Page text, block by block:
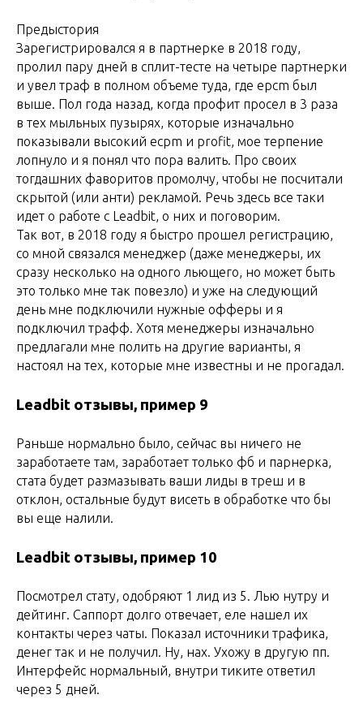
Предыстория
Зарегистрировался я в партнерке в 2018 году,
пролил пару дней в сплит-тесте на четыре партнерки
и увел траф в полном объеме туда, где epcm был
выше. Пол года назад, когда профит просел в 3 раза
в тех мыльных пузырях, которые изначально
показывали высокий ecpm и profit, мое терпение
лопнуло и я понял что пора валить. Про своих
тогдашних фаворитов промолчу, чтобы не посчитали
скрытой (или анти) рекламой. Речь здесь все таки
идет о работе с Leadbit, о них и поговорим.
Так вот, в 2018 году я быстро прошел регистрацию,
со мной связался менеджер (даже менеджеры, их
сразу несколько на одного льющего, но может быть
это только мне так повезло) и уже на следующий
день мне подключили нужные офферы и я
подключил трафф. Хотя менеджеры изначально
предлагали мне полить на другие варианты, я
настоял на тех, которые мне известны и не прогадал.
Leadbit отзывы, пример 9
Раньше нормально было, сейчас вы ничего не
заработаете там, заработает только фб и парнерка,
стата будет размазывать ваши лиды в треш и в
отклон, остальные будут висеть в обработке что бы
вы еще налили.
Leadbit отзывы, пример 10
Посмотрел стату, одобряют 1 лид из 5. Лью нутру и
дейтинг. Саппорт долго отвечает, еле нашел их
контакты через чаты. Показал источники трафика,
денег так и не получил. Ну, нах. Ухожу в другую пп.
Интерфейс нормальный, внутри тиките ответил
через 5 дней.